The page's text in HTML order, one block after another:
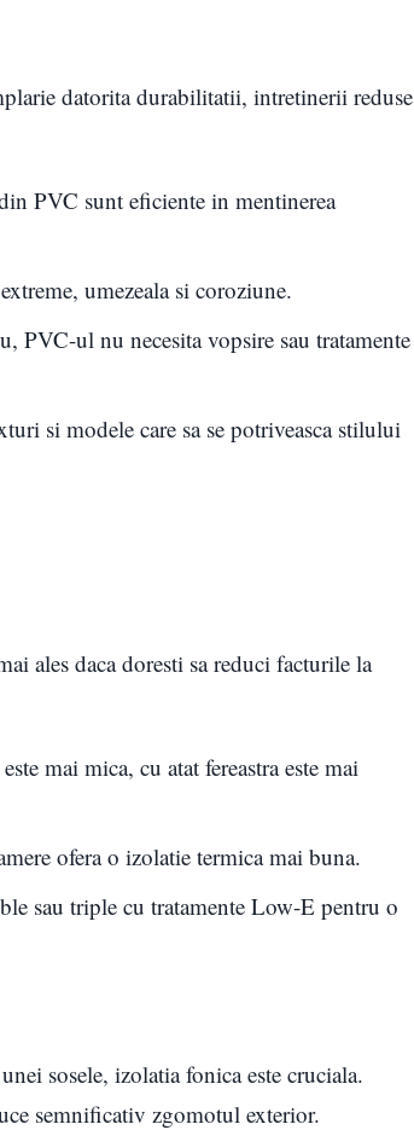
datorita durabilitatii, intretinerii reduse
PVC sunt eficiente in mentinerea
umezeala si coroziune.
PVC-ul nu necesita vopsire sau tratamente
si modele care sa se potriveasca stilului
ales daca doresti sa reduci facturile la
mai mica, cu atat fereastra este mai
ofera o izolatie termica mai buna.
sau triple cu tratamente Low-E pentru o
sosele, izolatia fonica este cruciala.
semnificativ zgomotul exterior.